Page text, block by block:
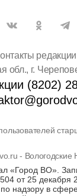
обл., г.
(8202)
- Вологодские
«Город ВО».
от 25 декабря
надзору в сфере